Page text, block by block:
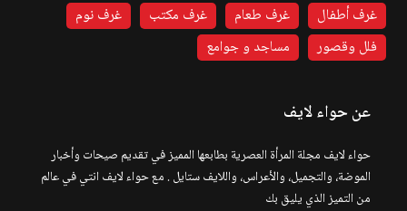
غرف أطفال
غرف طعام غرف مكتب
غرف نوم
فلل وقصور
مساجد و جوامع
عن حواء لايف
حواء لايف مجلة المرأة العصرية بطابعها المميز في تقديم صيحات وأخبار
الموضة، والتجميل، والأعراس، واللايف ستايل . مع حواء لايف انتي في عالم
من التميز الذي يليق بك